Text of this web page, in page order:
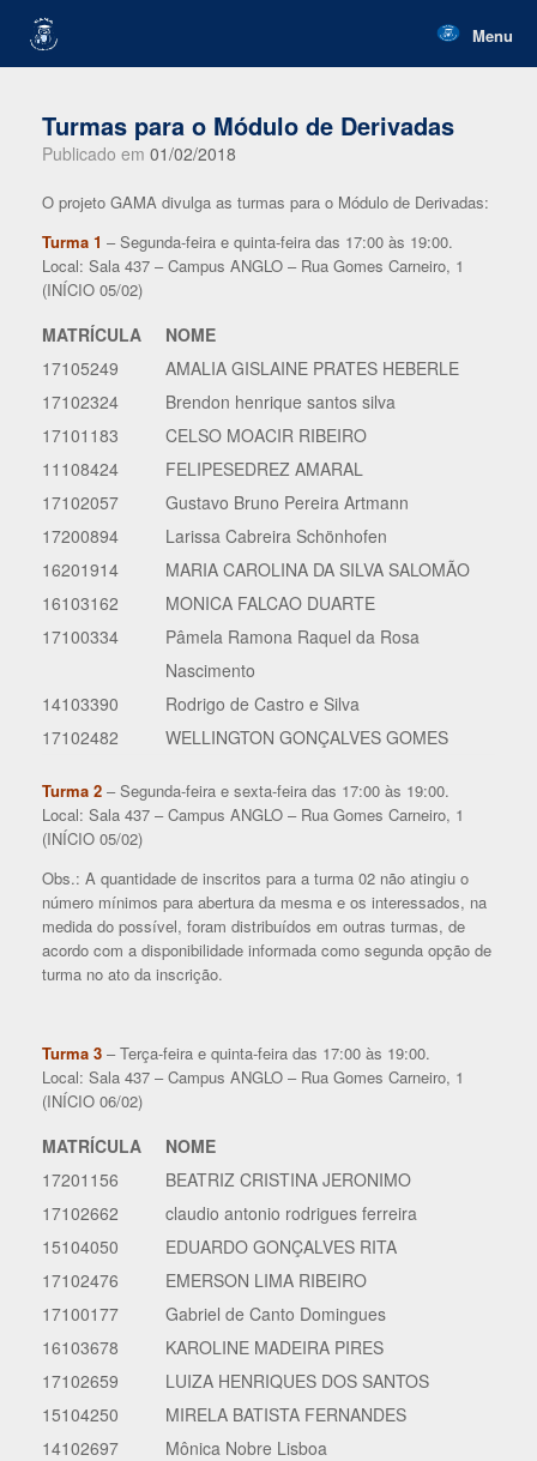
content
Menu
Turmas para o Módulo de Derivadas
Publicado em 01/02/2018
O projeto GAMA divulga as turmas para o Módulo de Derivadas:
Turma 1 – Segunda-feira e quinta-feira das 17:00 às 19:00.
Local: Sala 437 – Campus ANGLO – Rua Gomes Carneiro, 1
(INÍCIO 05/02)
MATRÍCULA
NOME
17105249
AMALIA GISLAINE PRATES HEBERLE
17102324
Brendon henrique santos silva
17101183
CELSO MOACIR RIBEIRO
11108424
FELIPESEDREZ AMARAL
17102057
Gustavo Bruno Pereira Artmann
17200894
Larissa Cabreira Schönhofen
16201914
MARIA CAROLINA DA SILVA SALOMÃO
16103162
MONICA FALCAO DUARTE
17100334
Pâmela Ramona Raquel da Rosa
Nascimento
14103390
Rodrigo de Castro e Silva
17102482
WELLINGTON GONÇALVES GOMES
Turma 2 – Segunda-feira e sexta-feira das 17:00 às 19:00.
Local: Sala 437 – Campus ANGLO – Rua Gomes Carneiro, 1
(INÍCIO 05/02)
Obs.: A quantidade de inscritos para a turma 02 não atingiu o
número mínimos para abertura da mesma e os interessados, na
medida do possível, foram distribuídos em outras turmas, de
acordo com a disponibilidade informada como segunda opção de
turma no ato da inscrição.
Turma 3 – Terça-feira e quinta-feira das 17:00 às 19:00.
Local: Sala 437 – Campus ANGLO – Rua Gomes Carneiro, 1
(INÍCIO 06/02)
MATRÍCULA
NOME
17201156
BEATRIZ CRISTINA JERONIMO
17102662
claudio antonio rodrigues ferreira
15104050
EDUARDO GONÇALVES RITA
17102476
EMERSON LIMA RIBEIRO
17100177
Gabriel de Canto Domingues
16103678
KAROLINE MADEIRA PIRES
17102659
LUIZA HENRIQUES DOS SANTOS
15104250
MIRELA BATISTA FERNANDES
14102697
Mônica Nobre Lisboa